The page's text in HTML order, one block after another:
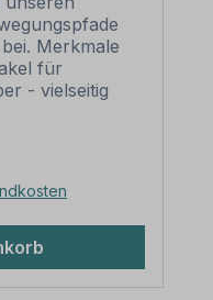
Merkmale
für
- vielseitig
Ecken
Bitte
ist als
Aufkleber
geeignet. Bei
laminierten